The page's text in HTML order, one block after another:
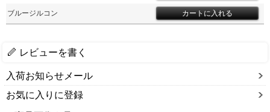
ブルージルコン
レビューを書く
入荷お知らせメール
お気に入りに登録